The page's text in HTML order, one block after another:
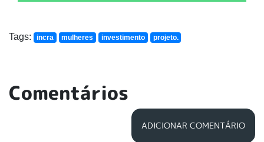
Tags: incra mulheres investimento projeto.
Comentários
ADICIONAR COMENTÁRIO